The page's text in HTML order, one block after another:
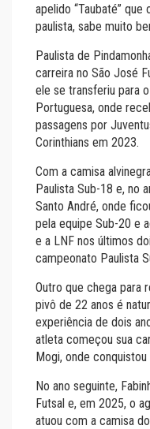
apelido “Taubaté”
paulista, sabe muito
Paulista de
carreira no São José
ele se transferiu para
Portuguesa, onde
passagens por
Corinthians em 2023.
Com a camisa
Paulista Sub-18 e, no
Santo André, onde
pela equipe Sub-20 e
e a LNF nos últimos
campeonato Paulista
Outro que chega para
pivô de 22 anos é
experiência de dois
atleta começou sua
Mogi, onde
No ano seguinte,
Futsal e, em 2025, o
atuou com a camisa